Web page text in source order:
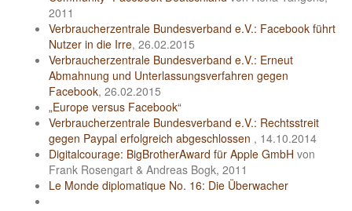
2011
Verbraucherzentrale Bundesverband e.V.: Facebook führt
Nutzer in die Irre, 26.02.2015
Verbraucherzentrale Bundesverband e.V.: Erneut
Abmahnung und Unterlassungsverfahren gegen
Facebook, 26.02.2015
„Europe versus Facebook“
Verbraucherzentrale Bundesverband e.V.: Rechtsstreit
gegen Paypal erfolgreich abgeschlossen , 14.10.2014
Digitalcourage: BigBrotherAward für Apple GmbH von
Frank Rosengart & Andreas Bogk, 2011
Le Monde diplomatique No. 16: Die Überwacher